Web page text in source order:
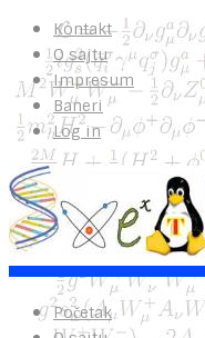
Kontakt
O sajtu
Impresum
Baneri
Log in
Početak